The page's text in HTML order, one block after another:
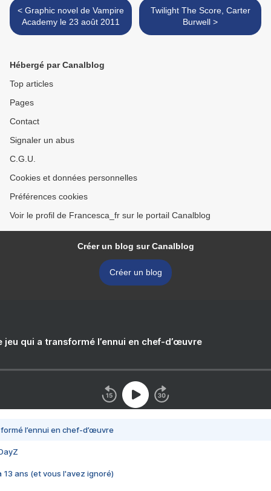
< Graphic novel de Vampire
Academy le 23 août 2011
Twilight The Score, Carter
Burwell >
Hébergé par Canalblog
Top articles
Pages
Contact
Signaler un abus
C.G.U.
Cookies et données personnelles
Préférences cookies
Voir le profil de Francesca_fr sur le portail Canalblog
Créer un blog sur Canalblog
Créer un blog
jeu qui a transformé l’ennui en chef-d’œuvre
l’ennui en chef-d’œuvre
13 ans (et vous l'avez ignoré)